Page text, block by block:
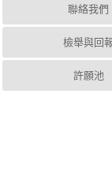
聯絡我們
檢舉與回
許願池